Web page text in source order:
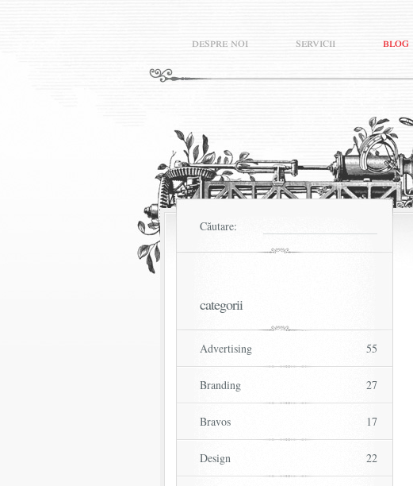
despre noi servicii blog
Căutare:
categorii
Advertising 55
Branding 27
Bravos 17
Design 22